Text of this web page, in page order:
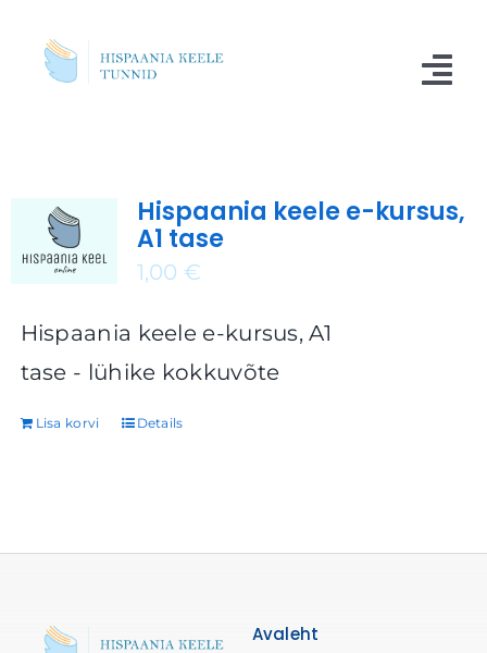
Blogi
Hispaania keele e-kursus,
A1 tase
1,00 €
Hispaania keele e-kursus, A1
tase - lühike kokkuvõte
Lisa korvi Details
Avaleht